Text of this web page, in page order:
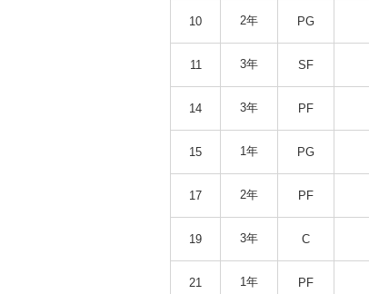
10 2年 PG
11 3年 SF
14 3年 PF
15 1年 PG
17 2年 PF
19 3年 C
21 1年 PF